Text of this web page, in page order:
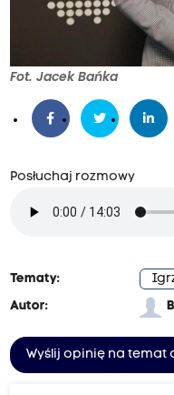
Fot. Jacek Bańka
Posłuchaj rozmowy
Tematy:
Autor:
Wyślij opinię na temat